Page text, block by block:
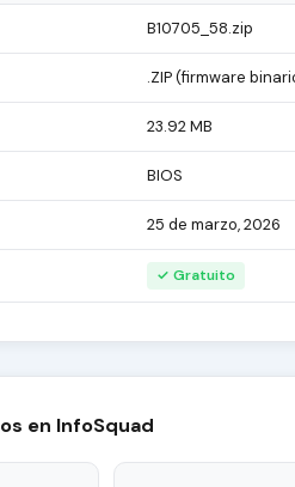
B10705_58.zip
.ZIP (firmware
23.92 MB
BIOS
25 de marzo, 2026
✓ Gratuito
en InfoSquad